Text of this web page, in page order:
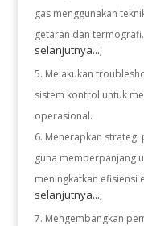
gas menggunakan
getaran dan termografi.
selanjutnya...;
Melakukan
sistem kontrol untuk
operasional.
Menerapkan
guna memperpanjang
meningkatkan efisiensi
selanjutnya...;
Mengembangkan